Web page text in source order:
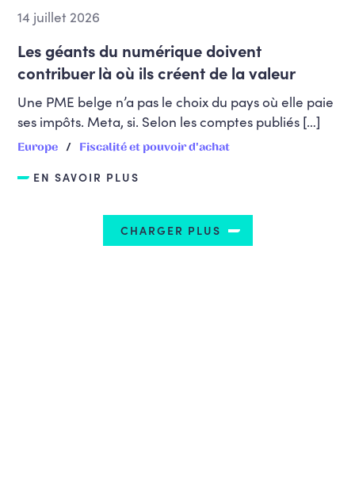
14 juillet 2026
Les géants du numérique doivent
contribuer là où ils créent de la valeur
Une PME belge n’a pas le choix du pays où elle paie
ses impôts. Meta, si. Selon les comptes publiés […]
Europe Fiscalité et pouvoir d'achat
EN SAVOIR PLUS
CHARGER PLUS